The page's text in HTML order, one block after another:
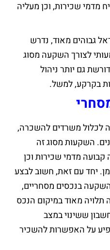
מדמי שכירות, וכן מעליה
גבוהים מאוד, נדרש
לצורך השקעה מסוג
גם יותר ניהול
בקרקע, למשל.
לכלול משרדים להשכרה,
השקעות מסוג זה
מדמי שכירות וכן
יחד עם זאת, חשוב לבצע
בנכסים מסחריים,
מאוד במיקום הנכס
ששינוי במצב
על האפשרות להשכיר